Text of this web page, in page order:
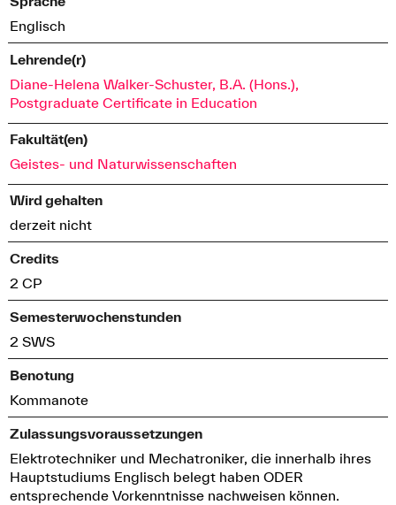
Englisch
Lehrende(r)
Diane-Helena Walker-Schuster, B.A. (Hons.),
Postgraduate Certificate in Education
Fakultät(en)
Geistes- und Naturwissenschaften
Wird gehalten
derzeit nicht
Credits
2 CP
Semesterwochenstunden
2 SWS
Benotung
Kommanote
Zulassungsvoraussetzungen
Elektrotechniker und Mechatroniker, die innerhalb ihres
Hauptstudiums Englisch belegt haben ODER
entsprechende Vorkenntnisse nachweisen können.